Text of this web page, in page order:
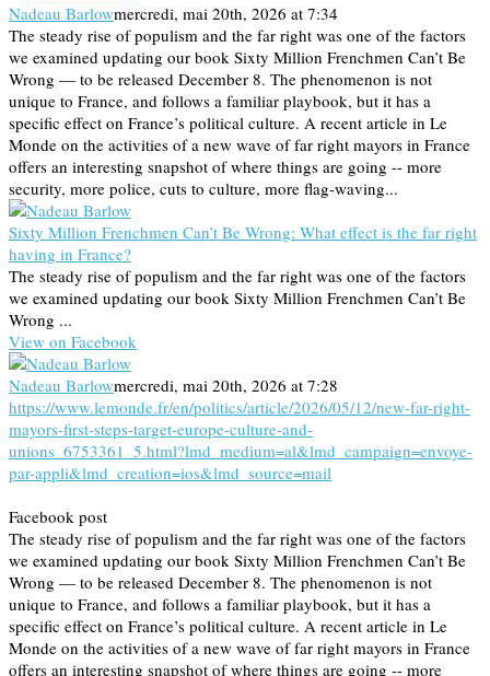
Nadeau Barlowmercredi, mai 20th, 2026 at 7:34
The steady rise of populism and the far right was one of the factors
we examined updating our book Sixty Million Frenchmen Can’t Be
Wrong — to be released December 8. The phenomenon is not
unique to France, and follows a familiar playbook, but it has a
specific effect on France’s political culture. A recent article in Le
Monde on the activities of a new wave of far right mayors in France
offers an interesting snapshot of where things are going -- more
security, more police, cuts to culture, more flag-waving...
Sixty Million Frenchmen Can’t Be Wrong: What effect is the far right
having in France?
The steady rise of populism and the far right was one of the factors
we examined updating our book Sixty Million Frenchmen Can’t Be
Wrong ...
View on Facebook
Nadeau Barlowmercredi, mai 20th, 2026 at 7:28
https://www.lemonde.fr/en/politics/article/2026/05/12/new-far-right-
mayors-first-steps-target-europe-culture-and-
unions_6753361_5.html?lmd_medium=al&lmd_campaign=envoye-
par-appli&lmd_creation=ios&lmd_source=mail
Facebook post
The steady rise of populism and the far right was one of the factors
we examined updating our book Sixty Million Frenchmen Can’t Be
Wrong — to be released December 8. The phenomenon is not
unique to France, and follows a familiar playbook, but it has a
specific effect on France’s political culture. A recent article in Le
Monde on the activities of a new wave of far right mayors in France
offers an interesting snapshot of where things are going -- more